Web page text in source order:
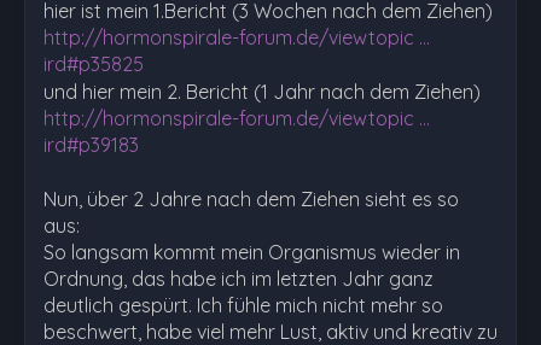
hier ist mein 1.Bericht (3 Wochen nach dem Ziehen)
http://hormonspirale-forum.de/viewtopic ...
ird#p35825
und hier mein 2. Bericht (1 Jahr nach dem Ziehen)
http://hormonspirale-forum.de/viewtopic ...
ird#p39183
Nun, über 2 Jahre nach dem Ziehen sieht es so
aus:
So langsam kommt mein Organismus wieder in
Ordnung, das habe ich im letzten Jahr ganz
deutlich gespürt. Ich fühle mich nicht mehr so
beschwert, habe viel mehr Lust, aktiv und kreativ zu